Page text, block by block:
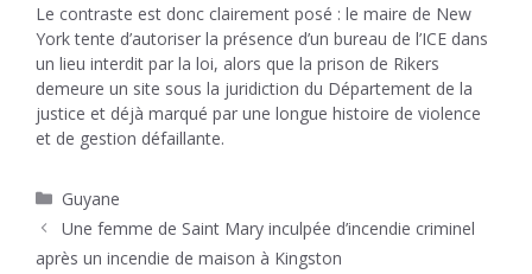
Le contraste est donc clairement posé : le maire de New
York tente d’autoriser la présence d’un bureau de l’ICE dans
un lieu interdit par la loi, alors que la prison de Rikers
demeure un site sous la juridiction du Département de la
justice et déjà marqué par une longue histoire de violence
et de gestion défaillante.
Catégories
Guyane
Une femme de Saint Mary inculpée d’incendie criminel
après un incendie de maison à Kingston